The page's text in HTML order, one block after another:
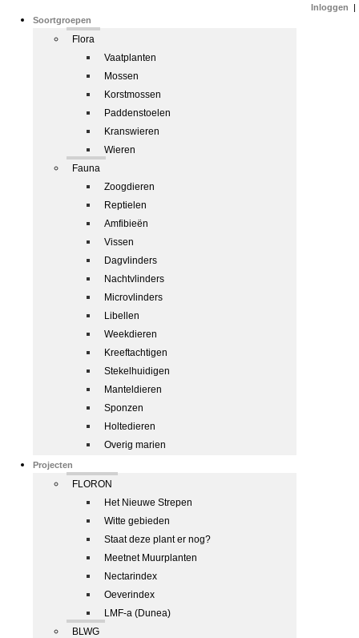
Soortgroepen
Flora
Vaatplanten
Mossen
Korstmossen
Paddenstoelen
Kranswieren
Wieren
Fauna
Zoogdieren
Reptielen
Amfibieën
Vissen
Dagvlinders
Nachtvlinders
Microvlinders
Libellen
Weekdieren
Kreeftachtigen
Stekelhuidigen
Manteldieren
Sponzen
Holtedieren
Overig marien
Projecten
FLORON
Het Nieuwe Strepen
Witte gebieden
Staat deze plant er nog?
Meetnet Muurplanten
Nectarindex
Oeverindex
LMF-a (Dunea)
BLWG
Inloggen |